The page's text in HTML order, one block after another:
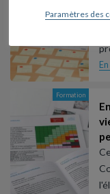
Formation
Paramètres des